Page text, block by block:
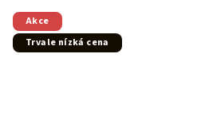
Akce
Trvale nízká cena